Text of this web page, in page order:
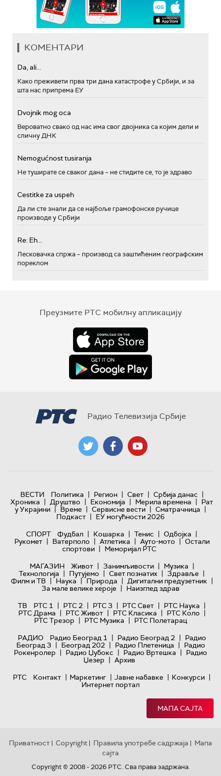
КОМЕНТАРИ
Da, ali...
Како преживети прва три дана катастрофе у Србији, и за
шта нас припрема ЕУ
Dvojnik mog oca
Вероватно свако од нас има свог двојника са којим дели и
сличну ДНК
Nemogućnost tusiranja
Не туширате се сваког дана – не стидите се, то је здраво
Cestitke za uspeh
Да ли сте знали да се најбоље грамофонске ручице
производе у Србији
Re: Eh...
Лесковачка спржа – производ са заштићеним географским
пореклом
Преузмите РТС мобилну апликацију
Радио Телевизија Србије
ВЕСТИ Политика | Регион | Свет | Србија данас |
Хроника | Друштво | Економија | Мерила времена | Рат
у Украјини | Време | Сервисне вести | Сматрачница |
Подкаст | ЕУ могућности 2026
СПОРТ
Фудбал | Кошарка | Тенис | Одбојка |
Рукомет | Ватерполо | Атлетика | Ауто-мото | Остали
спортови | Меморијал РТС
МАГАЗИН
Живот | Занимљивости | Музика |
Технологијa | Путујемо | Свет познатих | Здравље |
Филм и ТВ | Наука | Природа | Дигитални предузетник |
За мале велике хероје | Наизглед здрав
ТВ
РТС 1 | РТС 2 | РТС 3 | РТС Свет | РТС Наука |
РТС Драма | РТС Живот | РТС Класика | РТС Коло |
РТС Трезор | РТС Музика | РТС Полетарац
РАДИО
Радио Београд 1 | Радио Београд 2 | Радио
Београд 3 | Београд 202 | Радио Плетеница | Радио
Рокенролер | Радио Џубокс | Радио Вртешка | Радио
Џезер | Архив
РТС
Контакт | Маркетинг | Јавне набавке | Конкурси |
Интернет портал
МАПА САЈТА
Приватност | Copyright | Правила употребе садржаја | Мапа
сајта
Copyright © 2008 - 2026 РТС. Сва права задржана.